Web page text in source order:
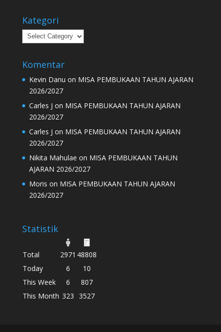
Kategori
Kategori
Komentar
Kevin Danu on MISA PEMBUKAAN TAHUN AJARAN
2026/2027
Carles J on MISA PEMBUKAAN TAHUN AJARAN
2026/2027
Carles J on MISA PEMBUKAAN TAHUN AJARAN
2026/2027
Nikita Mahulae on MISA PEMBUKAAN TAHUN
AJARAN 2026/2027
Moris on MISA PEMBUKAAN TAHUN AJARAN
2026/2027
Statistik
Total 2971 48808
Today
6
10
This Week
6
807
This Month 323 3527